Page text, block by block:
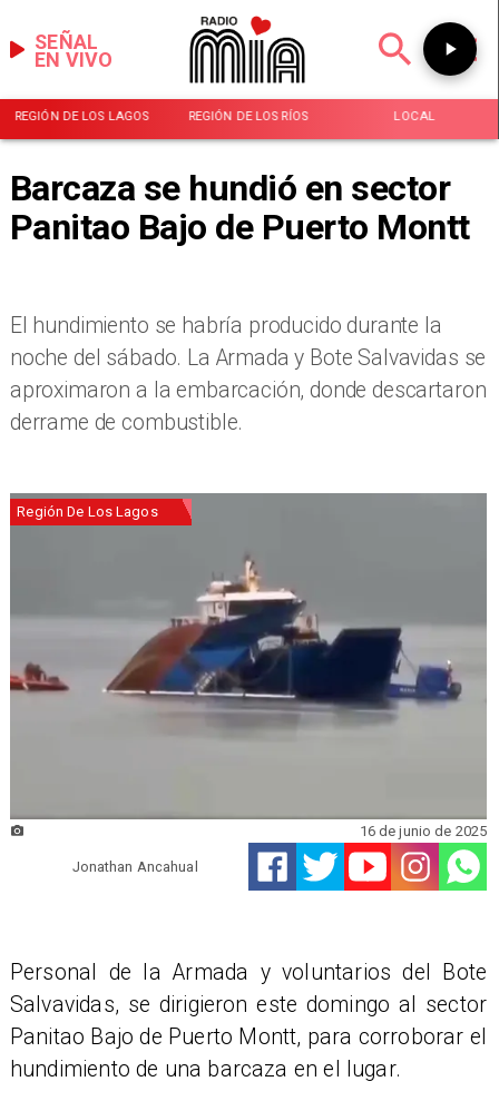
EN VIVO
SEÑAL
REGIÓN DE LOS LAGOS REGIÓN DE LOS RÍOS LOCAL
Barcaza se hundió en sector
Panitao Bajo de Puerto Montt
​El hundimiento se habría producido durante la
noche del sábado. La Armada y Bote Salvavidas se
aproximaron a la embarcación, donde descartaron
derrame de combustible.
Región De Los Lagos
Jonathan Ancahual
16 de junio de 2025
Personal de la Armada y voluntarios del Bote
Salvavidas, se dirigieron este domingo al sector
Panitao Bajo de Puerto Montt, para corroborar el
hundimiento de una barcaza en el lugar.